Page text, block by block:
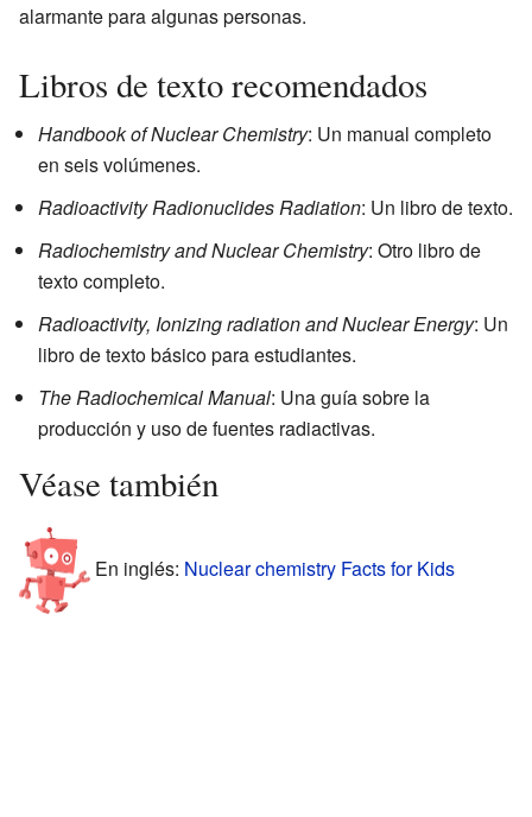
alarmante para algunas personas.
Libros de texto recomendados
Handbook of Nuclear Chemistry: Un manual completo
en seis volúmenes.
Radioactivity Radionuclides Radiation: Un libro de texto.
Radiochemistry and Nuclear Chemistry: Otro libro de
texto completo.
Radioactivity, Ionizing radiation and Nuclear Energy: Un
libro de texto básico para estudiantes.
The Radiochemical Manual: Una guía sobre la
producción y uso de fuentes radiactivas.
Véase también
En inglés: Nuclear chemistry Facts for Kids